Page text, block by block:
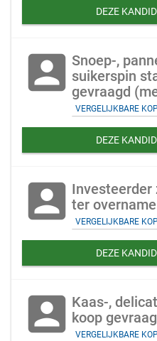
DEZE
account_box Snoep-,
suikerspin
gevraagd
VERGELIJKBARE
DEZE
account_box ter overname
VERGELIJKBARE
DEZE
account_box Kaas-,
koop
VERGELIJKBARE